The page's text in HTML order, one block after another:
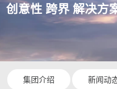
创意性 跨界 解决方
集团介绍 新闻动